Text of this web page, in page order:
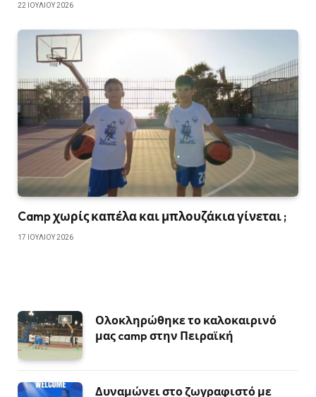
22 ΙΟΥΛΊΟΥ 2026
Camp χωρίς καπέλα και μπλουζάκια γίνεται ;
17 ΙΟΥΛΊΟΥ 2026
Ολοκληρώθηκε το καλοκαιρινό
μας camp στην Πειραϊκή
Δυναμώνει στο ζωγραφιστό με